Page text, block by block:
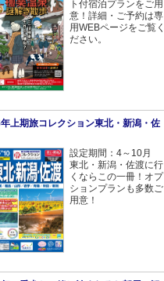
ト付宿泊プランをご用
意！詳細・ご予約は専
用WEBページをご覧く
ださい。
上期旅コレクション東北・新潟・佐
設定期間：4～10月
東北・新潟・佐渡に行
くならこの一冊！オプ
ションプランも多数ご
用意！